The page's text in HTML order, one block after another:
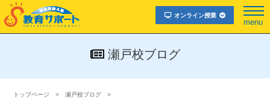
オンライン授業
menu
瀬戸校ブログ
トップページ
瀬戸校ブログ